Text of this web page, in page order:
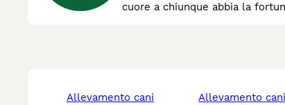
cuore a chiunque abbia la
allevamento cani
allevamento cani